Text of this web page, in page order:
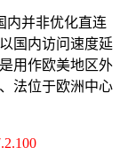
内并非优化直连
国内访问速度延
用作欧美地区外
法位于欧洲中心